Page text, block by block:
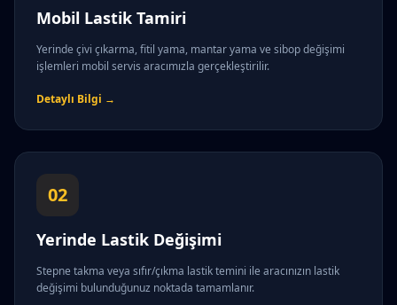
Mobil Lastik Tamiri
Yerinde çivi çıkarma, fitil yama, mantar yama ve sibop değişimi
işlemleri mobil servis aracımızla gerçekleştirilir.
Detaylı Bilgi →
02
Yerinde Lastik Değişimi
Stepne takma veya sıfır/çıkma lastik temini ile aracınızın lastik
değişimi bulunduğunuz noktada tamamlanır.